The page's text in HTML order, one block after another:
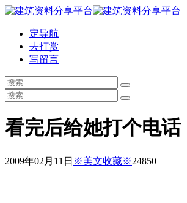
定导航
去打赏
写留言
看完后给她打个电话
2009年02月11日 ※美文收藏※24850